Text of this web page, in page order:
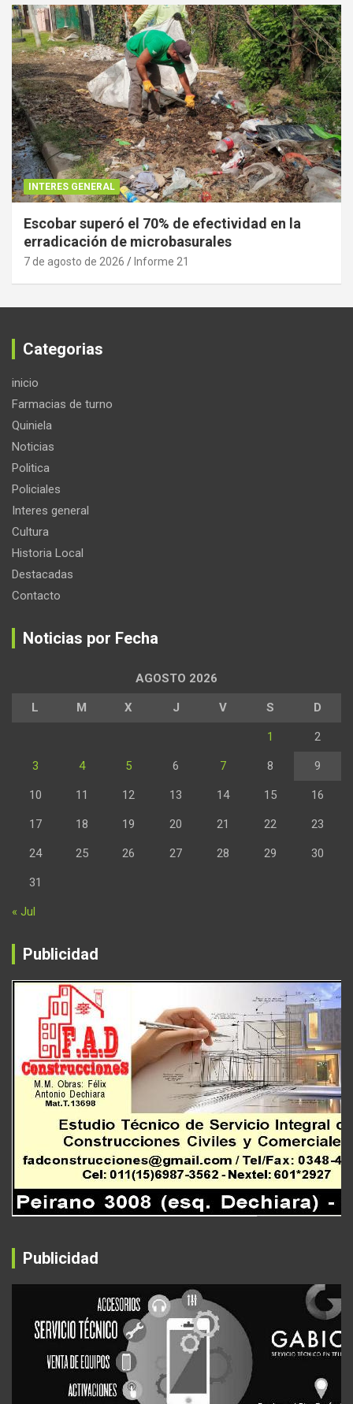
INTERES GENERAL
Escobar superó el 70% de efectividad en la
erradicación de microbasurales
7 de agosto de 2026 Informe 21
Categorias
inicio
Farmacias de turno
Quiniela
Noticias
Politica
Policiales
Interes general
Cultura
Historia Local
Destacadas
Contacto
Noticias por Fecha
AGOSTO 2026
L M X J V S D
1 2
3 4 5 6 7 8 9
10 11 12 13 14 15 16
17 18 19 20 21 22 23
24 25 26 27 28 29 30
31
« Jul
Publicidad
Publicidad